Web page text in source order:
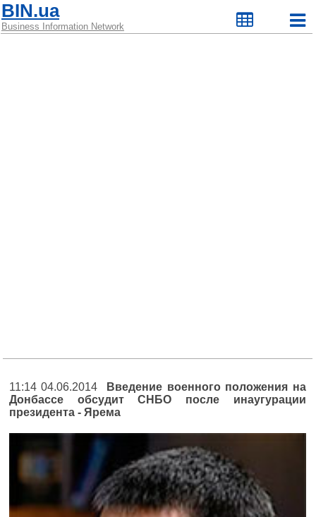
BIN.ua
Business Information Network
11:14 04.06.2014
Введение военного положения на
Донбассе обсудит СНБО после инаугурации
президента - Ярема